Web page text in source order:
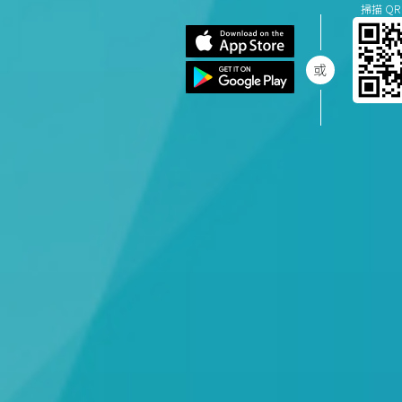
掃描